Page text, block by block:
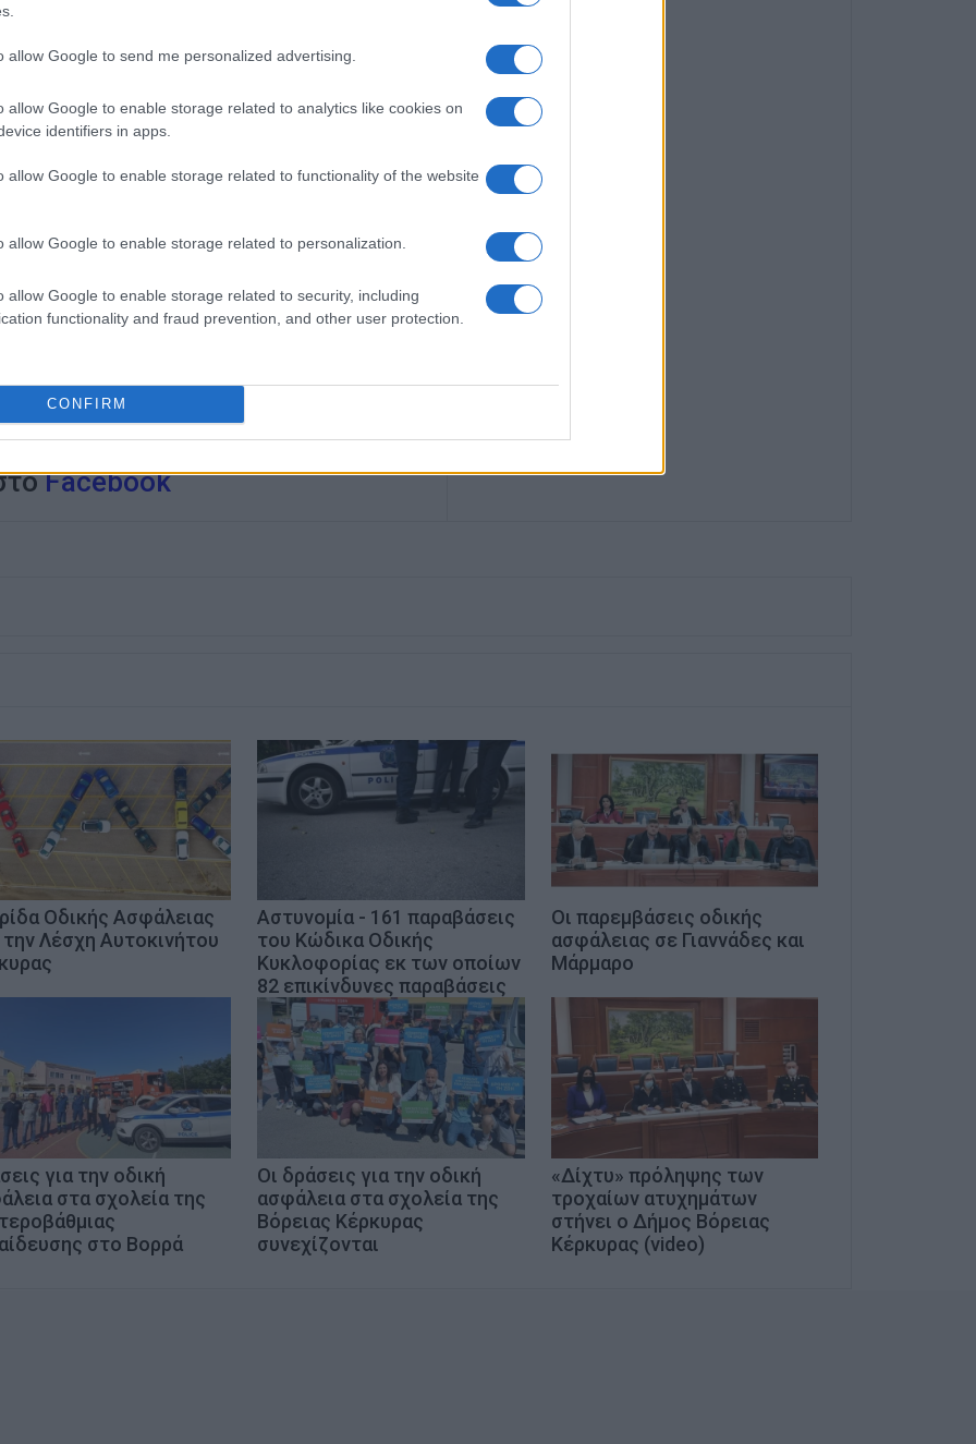
allow Google to send me personalized advertising.
allow Google to enable storage related to analytics like cookies on
identifiers in apps.
allow Google to enable storage related to functionality of the website
allow Google to enable storage related to personalization.
allow Google to enable storage related to security, including
functionality and fraud prevention, and other user protection.
CONFIRM
Ενημέρωση από το 1990 σε θέσεις υψηλής
δημόσιες σχέσεις, το ελεύθερο και το
Facebook
Οδικής Ασφάλειας
Λέσχη Αυτοκινήτου
Αστυνομία - 161 παραβάσεις
του Κώδικα Οδικής
Κυκλοφορίας εκ των οποίων
82 επικίνδυνες παραβάσεις
Οι παρεμβάσεις οδικής
ασφάλειας σε Γιαννάδες και
Μάρμαρο
για την οδική
στα σχολεία της
στο Βορρά
Οι δράσεις για την οδική
ασφάλεια στα σχολεία της
Βόρειας Κέρκυρας
συνεχίζονται
«Δίχτυ» πρόληψης των
τροχαίων ατυχημάτων
στήνει ο Δήμος Βόρειας
Κέρκυρας (video)